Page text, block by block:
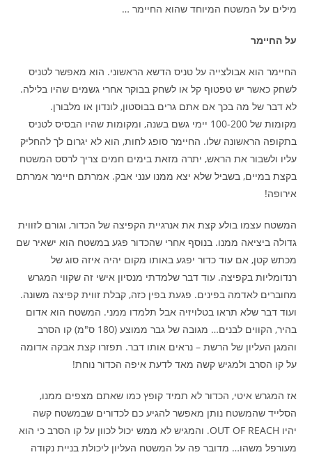
מילים על המשטח המיוחד שהוא החיימר …
על החיימר
החיימר הוא אבולצייה על טניס הדשא הראשוני. הוא מאפשר לטניס
לשחק כאשר יש טפטוף קל או לשחק בבוקר אחרי גשמים שהיו בלילה.
לא דבר של מה בכך אם אתם גרים בבוסטון, לונדון או מלבורן.
מקומות של 100-200 יימי גשם בשנה, ומקומות שהיו הבסיס לטניס
בתקופה הראשונה שלו. החיימר סופג לחות, הוא לא יגרום לך להחליק
עליו ולשבור את הראש, יתרה מזאת בימים חמים צריך לרסס המשטח
בקצת במיים, בשביל שלא יצא ממנו ענני אבק. אמרתם חיימר אמרתם
אירופה!
המשטח עצמו בולע קצת את אנרגיית הקפיצה של הכדור, וגורם לזווית
גדולה ביציאה ממנו. בנוסף אחרי שהכדור פגע במשטח הוא ישאיר שם
מכתש קטן, אם עוד כדור יפגע באותו מקום יהיה איזה סוג של
רנדומליות בקפיצה. עוד דבר שלמדתי מנסיון אישי זה שקווי המגרש
מחוברים לאדמה בפינים. פגעת בפין כזה, קבלת זווית קפיצה משונה.
ועוד דבר שלא תראו בטלויזיה אבל תלמדו ממני. המשטח הוא אדום
בהיר, הקווים לבנים… מגובה של גבר ממוצע (180 ס"מ) קו הסרב
והמגן העליון של הרשת – נראים אותו דבר. תפזרו קצת אבקה אדומה
על קו הסרב ולמגיש קשה מאד לדעת איפה הכדור נוחת!
אז המגרש איטי, הכדור לא תמיד קופץ כמו שאתם מצפים ממנו,
הסלייד שהמשטח נותן מאפשר להגיע כם לכדורים שבמשטח קשה
יהיו OUT OF REACH. והמגיש לא ממש יכול לכוון על קו הסרב כי הוא
מעורפל משהו… מדובר פה על המשטח העליון ליכולת בניית נקודה